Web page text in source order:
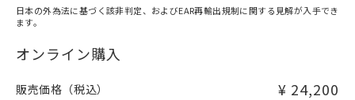
在庫等で未対応品が混在する可能性があります。
問い合わせください。
日本の外為法に基づく該非判定、およびEAR再輸出規制に関する見解が入手でき
ます。
オンライン購入
販売価格（税込） ¥ 24,200